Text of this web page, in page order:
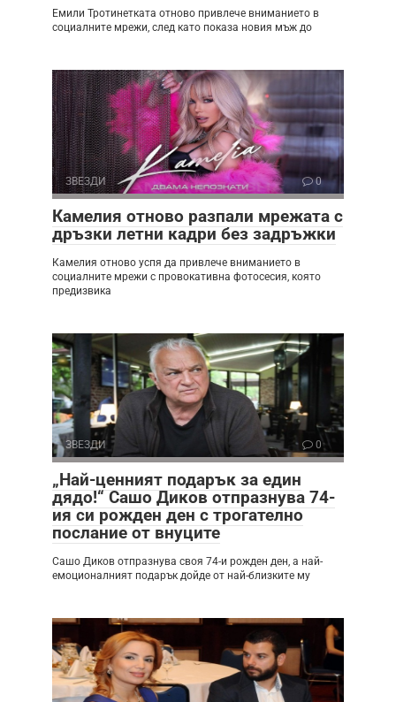
Емили Тротинетката отново привлече вниманието в
социалните мрежи, след като показа новия мъж до
ЗВЕЗДИ 0
Камелия отново разпали мрежата с
дръзки летни кадри без задръжки
Камелия отново успя да привлече вниманието в
социалните мрежи с провокативна фотосесия, която
предизвика
ЗВЕЗДИ 0
„Най-ценният подарък за един
дядо!“ Сашо Диков отпразнува 74-
ия си рожден ден с трогателно
послание от внуците
Сашо Диков отпразнува своя 74-и рожден ден, а най-
емоционалният подарък дойде от най-близките му